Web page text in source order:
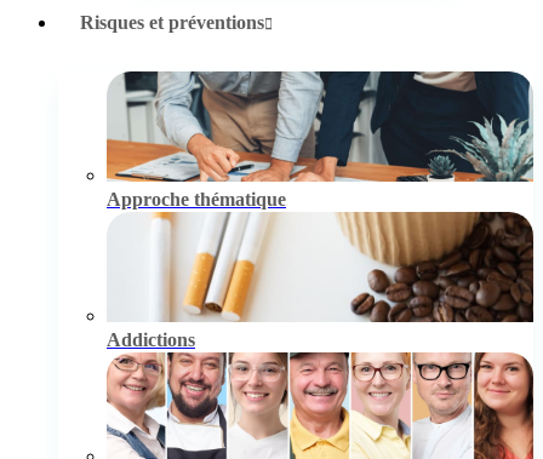
Risques et préventions
Approche thématique
Addictions